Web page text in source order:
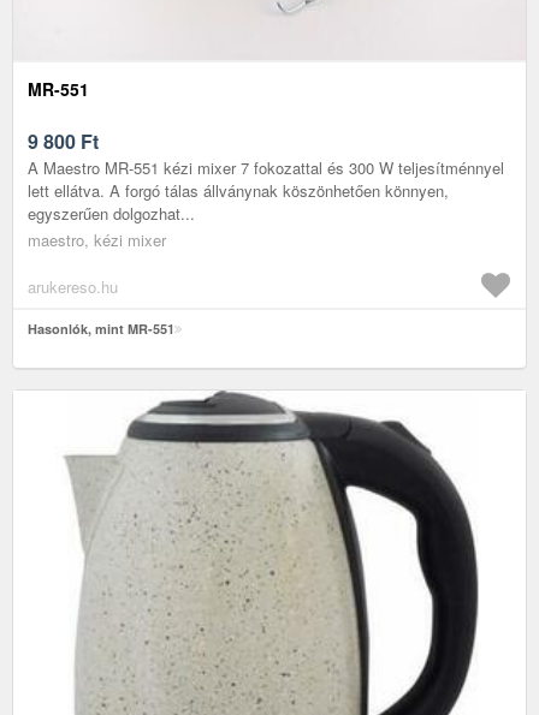
MR-551
9 800 Ft
A Maestro MR-551 kézi mixer 7 fokozattal és 300 W teljesítménnyel
lett ellátva. A forgó tálas állványnak köszönhetően könnyen,
egyszerűen dolgozhat...
maestro, kézi mixer
arukereso.hu
Hasonlók, mint MR-551